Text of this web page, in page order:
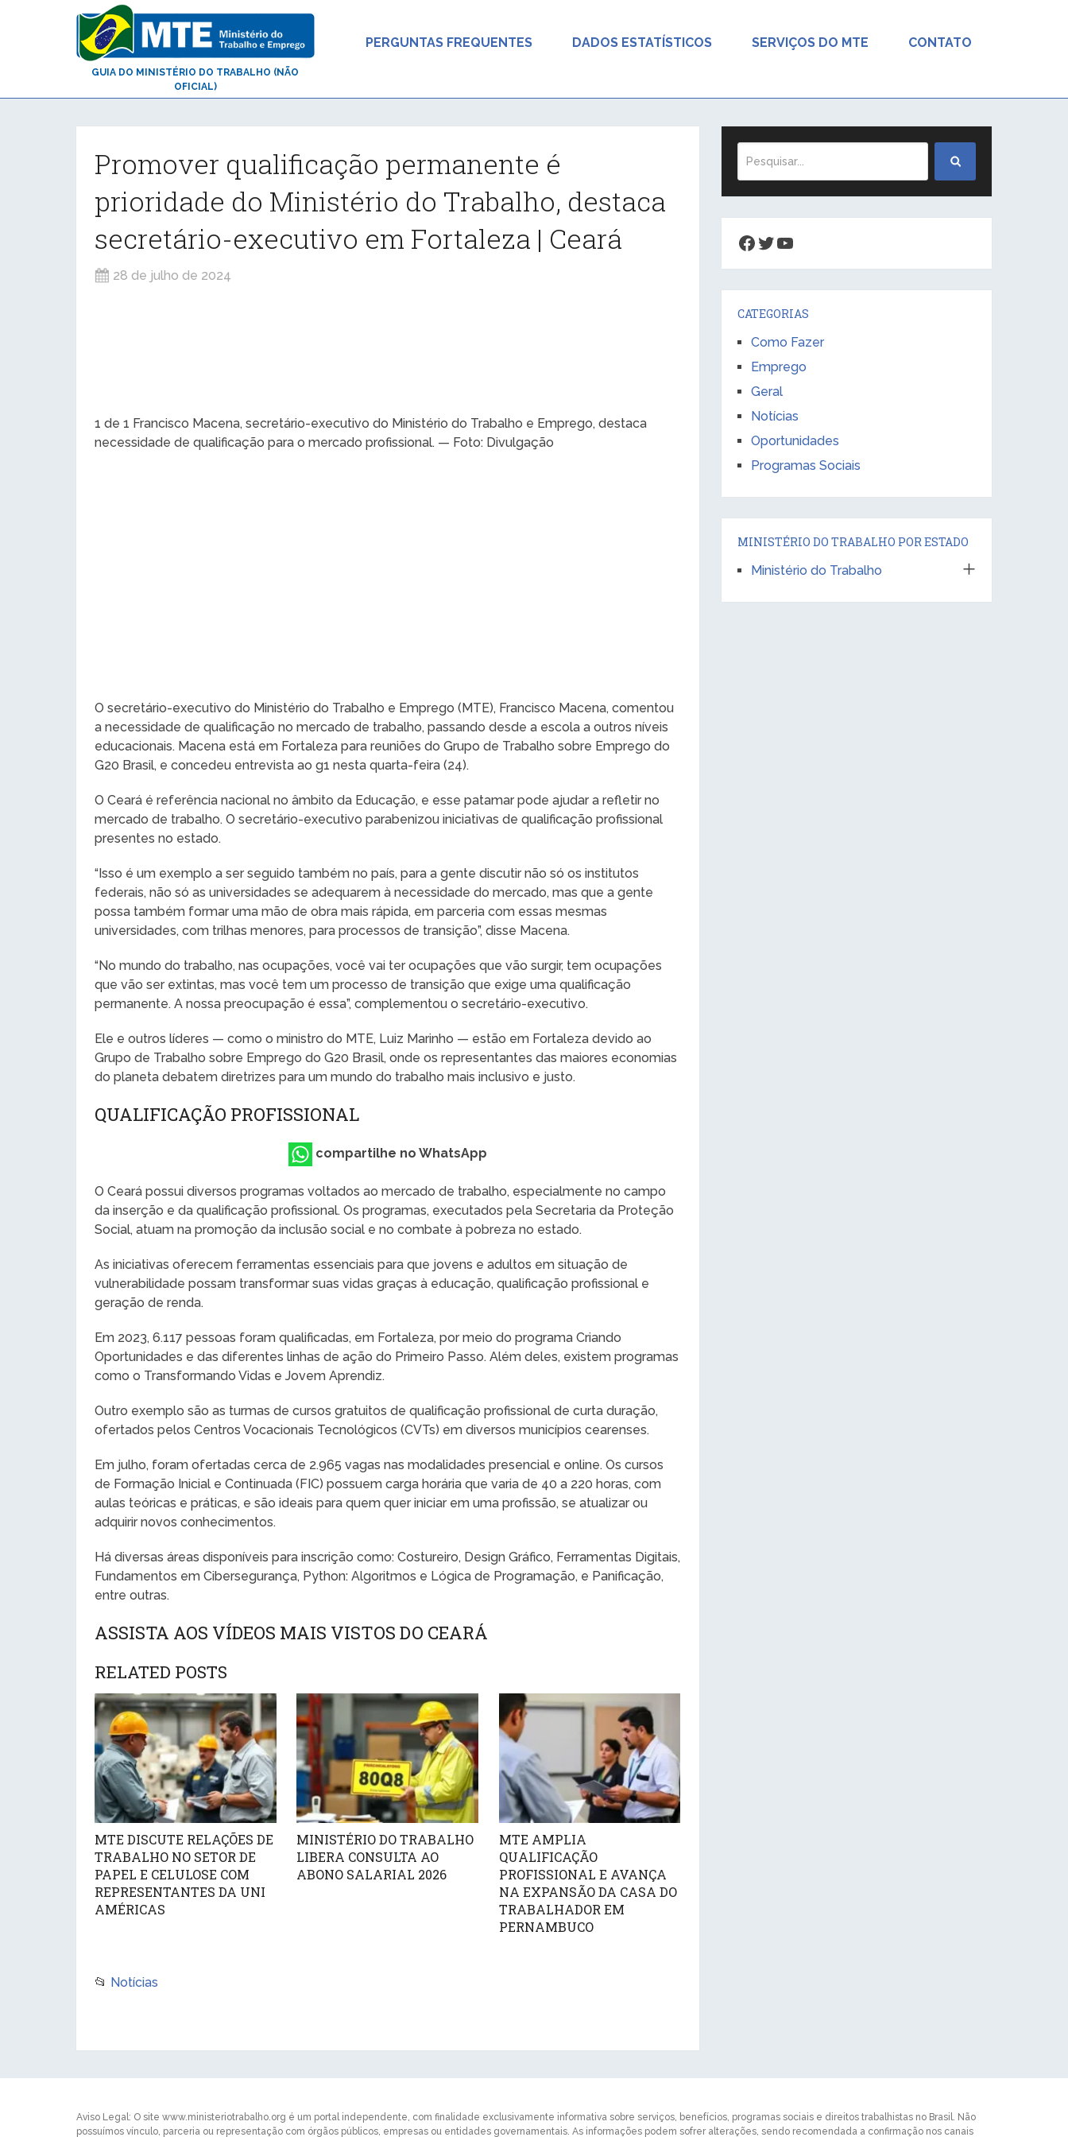
GUIA DO MINISTÉRIO DO TRABALHO (NÃO
OFICIAL)
PERGUNTAS FREQUENTES DADOS ESTATÍSTICOS SERVIÇOS DO MTE CONTATO
Promover qualificação permanente é
prioridade do Ministério do Trabalho, destaca
secretário-executivo em Fortaleza | Ceará
28 de julho de 2024
1 de 1 Francisco Macena, secretário-executivo do Ministério do Trabalho e Emprego, destaca
necessidade de qualificação para o mercado profissional. — Foto: Divulgação
O secretário-executivo do Ministério do Trabalho e Emprego (MTE), Francisco Macena, comentou
a necessidade de qualificação no mercado de trabalho, passando desde a escola a outros níveis
educacionais. Macena está em Fortaleza para reuniões do Grupo de Trabalho sobre Emprego do
G20 Brasil, e concedeu entrevista ao g1 nesta quarta-feira (24).
O Ceará é referência nacional no âmbito da Educação, e esse patamar pode ajudar a refletir no
mercado de trabalho. O secretário-executivo parabenizou iniciativas de qualificação profissional
presentes no estado.
“Isso é um exemplo a ser seguido também no país, para a gente discutir não só os institutos
federais, não só as universidades se adequarem à necessidade do mercado, mas que a gente
possa também formar uma mão de obra mais rápida, em parceria com essas mesmas
universidades, com trilhas menores, para processos de transição”, disse Macena.
“No mundo do trabalho, nas ocupações, você vai ter ocupações que vão surgir, tem ocupações
que vão ser extintas, mas você tem um processo de transição que exige uma qualificação
permanente. A nossa preocupação é essa”, complementou o secretário-executivo.
Ele e outros líderes — como o ministro do MTE, Luiz Marinho — estão em Fortaleza devido ao
Grupo de Trabalho sobre Emprego do G20 Brasil, onde os representantes das maiores economias
do planeta debatem diretrizes para um mundo do trabalho mais inclusivo e justo.
QUALIFICAÇÃO PROFISSIONAL
compartilhe no WhatsApp
O Ceará possui diversos programas voltados ao mercado de trabalho, especialmente no campo
da inserção e da qualificação profissional. Os programas, executados pela Secretaria da Proteção
Social, atuam na promoção da inclusão social e no combate à pobreza no estado.
As iniciativas oferecem ferramentas essenciais para que jovens e adultos em situação de
vulnerabilidade possam transformar suas vidas graças à educação, qualificação profissional e
geração de renda.
Em 2023, 6.117 pessoas foram qualificadas, em Fortaleza, por meio do programa Criando
Oportunidades e das diferentes linhas de ação do Primeiro Passo. Além deles, existem programas
como o Transformando Vidas e Jovem Aprendiz.
Outro exemplo são as turmas de cursos gratuitos de qualificação profissional de curta duração,
ofertados pelos Centros Vocacionais Tecnológicos (CVTs) em diversos municípios cearenses.
Em julho, foram ofertadas cerca de 2.965 vagas nas modalidades presencial e online. Os cursos
de Formação Inicial e Continuada (FIC) possuem carga horária que varia de 40 a 220 horas, com
aulas teóricas e práticas, e são ideais para quem quer iniciar em uma profissão, se atualizar ou
adquirir novos conhecimentos.
Há diversas áreas disponíveis para inscrição como: Costureiro, Design Gráfico, Ferramentas Digitais,
Fundamentos em Cibersegurança, Python: Algoritmos e Lógica de Programação, e Panificação,
entre outras.
ASSISTA AOS VÍDEOS MAIS VISTOS DO CEARÁ
RELATED POSTS
MTE DISCUTE RELAÇÕES DE
TRABALHO NO SETOR DE
PAPEL E CELULOSE COM
REPRESENTANTES DA UNI
AMÉRICAS
MINISTÉRIO DO TRABALHO
LIBERA CONSULTA AO
ABONO SALARIAL 2026
MTE AMPLIA
QUALIFICAÇÃO
PROFISSIONAL E AVANÇA
NA EXPANSÃO DA CASA DO
TRABALHADOR EM
PERNAMBUCO
📂 Notícias
Facebook
Twitter
Youtube
CATEGORIAS
Como Fazer
Emprego
Geral
Notícias
Oportunidades
Programas Sociais
MINISTÉRIO DO TRABALHO POR ESTADO
Ministério do Trabalho
Aviso Legal: O site www.ministeriotrabalho.org é um portal independente, com finalidade exclusivamente informativa sobre serviços, benefícios, programas sociais e direitos trabalhistas no Brasil. Não
possuímos vínculo, parceria ou representação com órgãos públicos, empresas ou entidades governamentais. As informações podem sofrer alterações, sendo recomendada a confirmação nos canais